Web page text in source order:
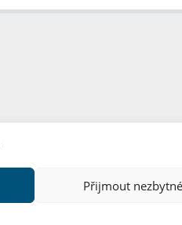
Přijmout nezbytné